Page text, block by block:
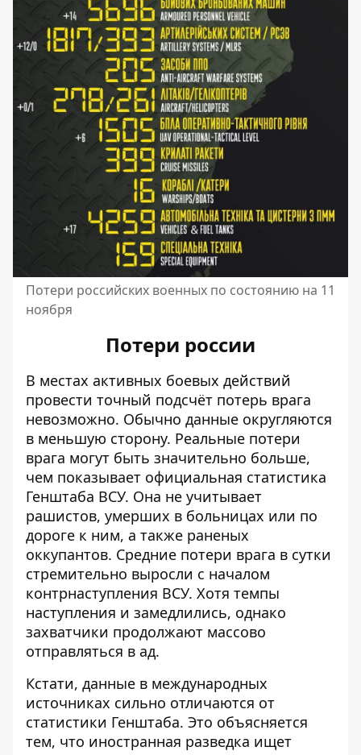
Потери российских военных по состоянию на 11
ноября
Потери россии
В местах активных боевых действий
провести точный подсчёт потерь врага
невозможно. Обычно данные округляются
в меньшую сторону. Реальные потери
врага могут быть значительно больше,
чем показывает официальная статистика
Генштаба ВСУ. Она не учитывает
рашистов, умерших в больницах или по
дороге к ним, а также раненых
оккупантов. Средние потери врага в сутки
стремительно выросли с началом
контрнаступления ВСУ. Хотя темпы
наступления и замедлились, однако
захватчики продолжают массово
отправляться в ад.
Кстати, данные в международных
источниках сильно отличаются от
статистики Генштаба. Это объясняется
тем, что иностранная разведка ищет